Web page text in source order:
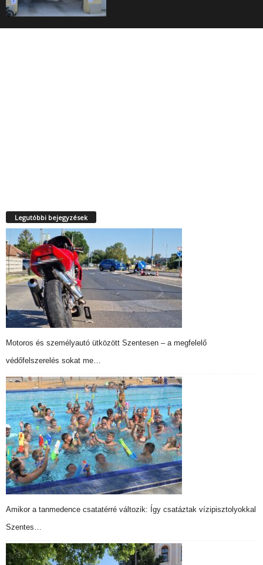
Legutóbbi bejegyzések
Motoros és személyautó ütközött Szentesen – a megfelelő
védőfelszerelés sokat me…
Amikor a tanmedence csatatérré változik: Így csatáztak vízipisztolyokkal
Szentes…